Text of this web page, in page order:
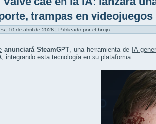
trampas en
10 de abril de 2026 | Publicado por el-brujo
anunciará SteamGPT , una herramienta de IA
, integrando esta tecnología en su plataforma.